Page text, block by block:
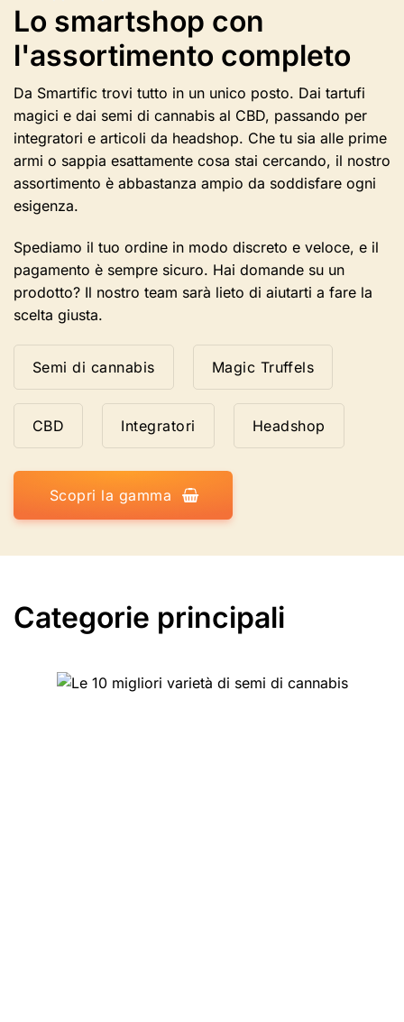
possono
essere
selezionate
nella
pagina
del
prodotto
Lo smartshop con
l'assortimento completo
Da Smartific trovi tutto in un unico posto. Dai tartufi
magici e dai semi di cannabis al CBD, passando per
integratori e articoli da headshop. Che tu sia alle prime
armi o sappia esattamente cosa stai cercando, il nostro
assortimento è abbastanza ampio da soddisfare ogni
esigenza.
Spediamo il tuo ordine in modo discreto e veloce, e il
pagamento è sempre sicuro. Hai domande su un
prodotto? Il nostro team sarà lieto di aiutarti a fare la
scelta giusta.
Semi di cannabis Magic Truffels
CBD Integratori Headshop
Scopri la gamma
Categorie principali